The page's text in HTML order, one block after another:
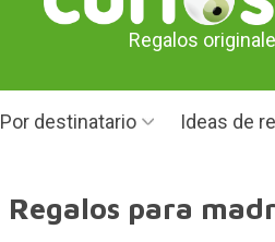
Regalos
Por destinatario Ideas de
Regalos para